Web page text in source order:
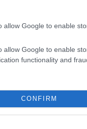
allow Google to enable
allow Google to enable
functionality and
CONFIRM
EU